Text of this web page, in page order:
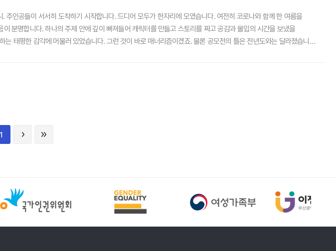
.
인공들이 서서히 도착하기 시작합니다. 드디어 모두가 한자리에 모였습니다. 여전히 코로나와 함께 한 여름을
분명합니다. 하나의 주제 안에 깊이 빠져들어 캐릭터를 만들고 스토리를 짜고 공감과 몰입의 시간을 보냈을
태평한 감각에 머물러 있었습니다. 그런 것이 바로 매너리즘이겠죠. 물론 공모전의 틀은 전년도와는 달라졌습니다.
1